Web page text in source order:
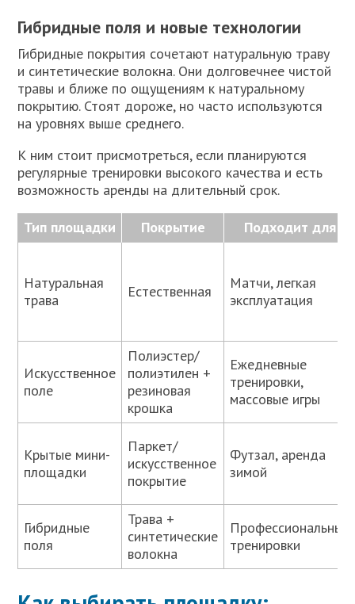
Гибридные поля и новые технологии
Гибридные покрытия сочетают натуральную траву
и синтетические волокна. Они долговечнее чистой
травы и ближе по ощущениям к натуральному
покрытию. Стоят дороже, но часто используются
на уровнях выше среднего.
К ним стоит присмотреться, если планируются
регулярные тренировки высокого качества и есть
возможность аренды на длительный срок.
Тип площадки Покрытие Подходит для
Натуральная
трава
Естественная
Матчи, легкая
эксплуатация
Искусственное
поле
Полиэстер/
полиэтилен +
резиновая
крошка
Ежедневные
тренировки,
массовые игры
Крытые мини-
площадки
Паркет/
искусственное
покрытие
Футзал, аренда
зимой
Гибридные
поля
Трава +
синтетические
волокна
Профессиональные
тренировки